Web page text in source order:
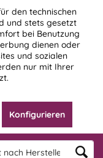
den technischen
und stets gesetzt
bei Benutzung
dienen oder
und sozialen
nur mit Ihrer
Konfigurieren